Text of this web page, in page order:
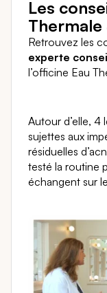
Les
Retrouvez les
experte
l’officine Eau
Autour d’elle, 4
sujettes aux
résiduelles
testé la routine
échangent sur